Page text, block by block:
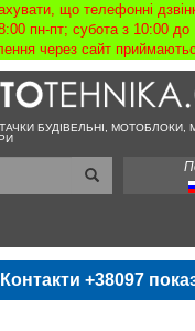
що телефонні
пн-пт; субота з 10:00 до
через сайт
БУДІВЕЛЬНІ, МОТОБЛОКИ,
Контакти +38097